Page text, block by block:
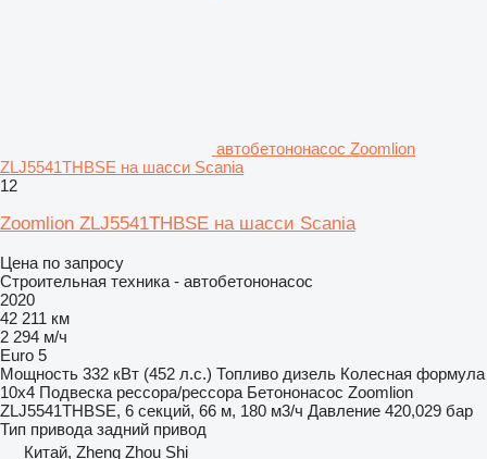
автобетононасос Zoomlion
ZLJ5541THBSE на шасси Scania
12
Zoomlion ZLJ5541THBSE на шасси Scania
Цена по запросу
Строительная техника - автобетононасос
2020
42 211 км
2 294 м/ч
Euro 5
Мощность 332 кВт (452 л.с.) Топливо дизель Колесная формула
10x4 Подвеска рессора/рессора Бетононасос Zoomlion
ZLJ5541THBSE, 6 секций, 66 м, 180 м3/ч Давление 420,029 бар
Тип привода задний привод
Китай, Zheng Zhou Shi